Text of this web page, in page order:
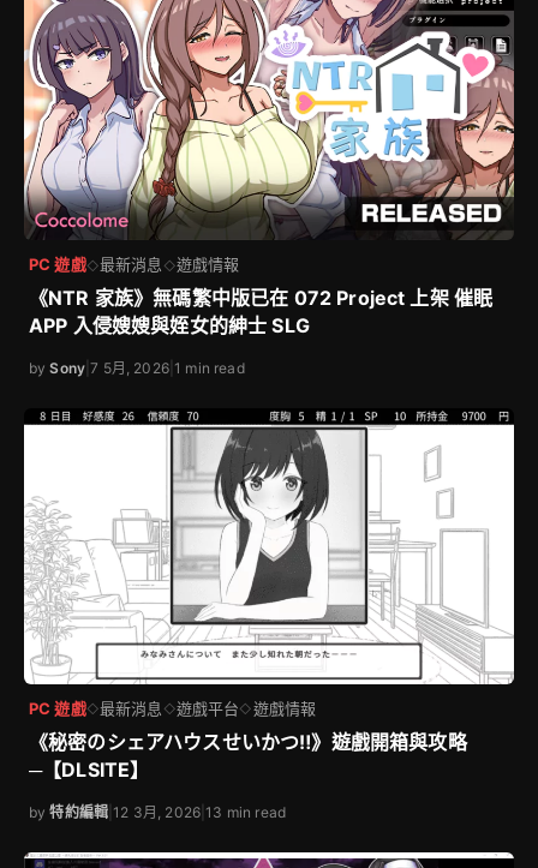
PC 遊戲◇最新消息 ◇遊戲情報
《NTR 家族》無碼繁中版已在 072 Project 上架 催眠
APP 入侵嫂嫂與姪女的紳士 SLG
bySony |7 5月, 2026|1 min read
PC 遊戲◇最新消息 ◇遊戲平台◇遊戲情報
《秘密のシェアハウスせいかつ‼》遊戲開箱與攻略
─【DLSITE】
by特約編輯 |12 3月, 2026 |13 min read